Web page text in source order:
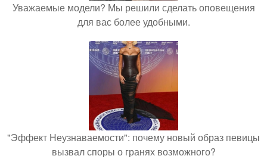
Уважаемые модели? Мы решили сделать оповещения
для вас более удобными.
"Эффект Неузнаваемости": почему новый образ певицы
вызвал споры о гранях возможного?